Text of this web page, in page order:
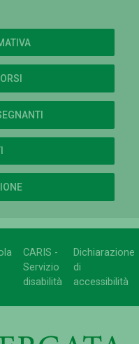
CARIS -
Servizio
disabilità
Dichiarazione
di
accessibilità